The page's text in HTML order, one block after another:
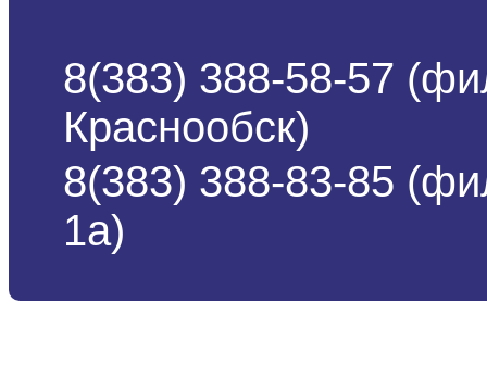
8(383) 388-58-57
Краснообск)
8(383) 388-83-85
1а)